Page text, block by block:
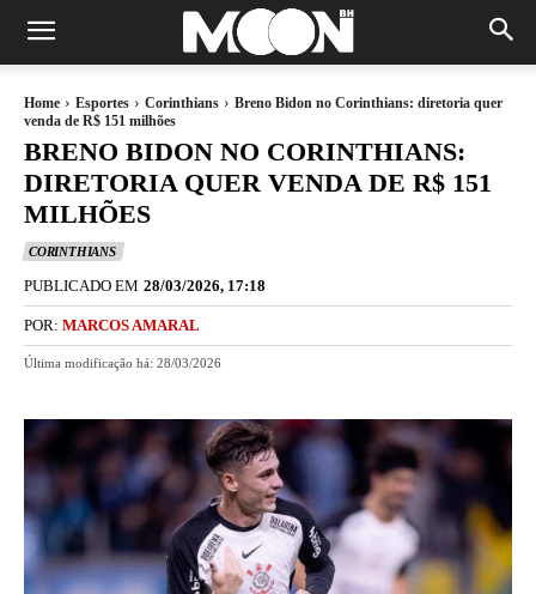
Home Esportes Corinthians
Breno Bidon no Corinthians: diretoria quer
venda de R$ 151 milhões
BRENO BIDON NO CORINTHIANS:
DIRETORIA QUER VENDA DE R$ 151
MILHÕES
CORINTHIANS
PUBLICADO EM 28/03/2026, 17:18
POR: MARCOS AMARAL
Última modificação há: 28/03/2026